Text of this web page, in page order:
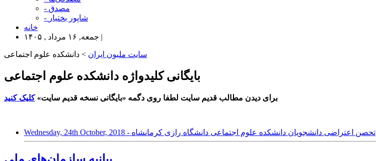
- مصدق
- شاپور بختیار
خانه
جمعه, ۱۶ مرداد , ۱۴۰۵ |
سایت ملیون ایران > دانشکده علوم اجتماعی
بایگانی کلیدواژه دانشکده علوم اجتماعی
برای دیدن مطالب قدیم سایت لطفا روی دگمه «بایگانی نسخه قدیم سایت»کلیک کنید
Wednesday, 24th October, 2018 - تحصن اعتراضی دانشجویان دانشکده علوم اجتماعی دانشگاه رازی کرمانشاه